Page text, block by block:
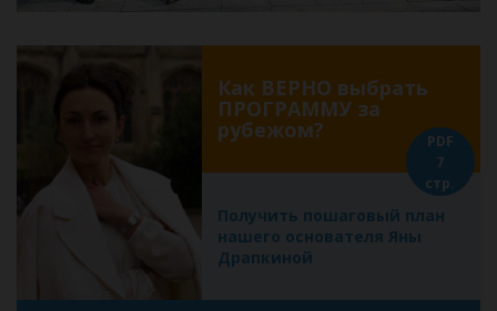
Как ВЕРНО выбрать
ПРОГРАММУ за
рубежом?
Получить пошаговый план
нашего основателя Яны
Драпкиной
PDF
7
стр.